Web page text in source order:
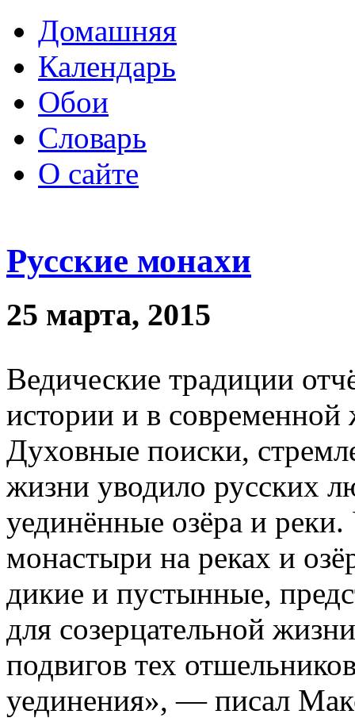
Домашняя
Календарь
Обои
Словарь
О сайте
Русские монахи
25 марта, 2015
Ведические традиции
истории и в современной
Духовные поиски,
жизни уводило русских
уединённые озёра и
монастыри на реках и
дикие и пустынные,
для созерцательной
подвигов тех
уединения», — писал